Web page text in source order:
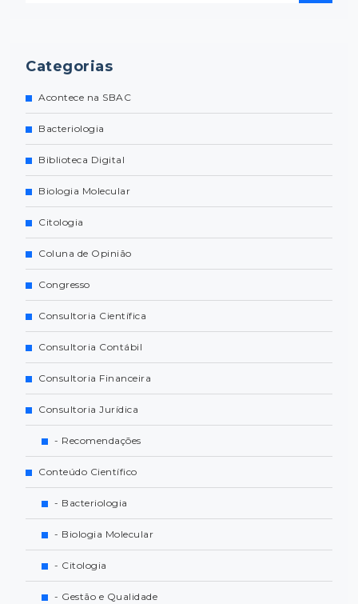
Categorias
Acontece na SBAC
Bacteriologia
Biblioteca Digital
Biologia Molecular
Citologia
Coluna de Opinião
Congresso
Consultoria Científica
Consultoria Contábil
Consultoria Financeira
Consultoria Jurídica
- Recomendações
Conteúdo Científico
- Bacteriologia
- Biologia Molecular
- Citologia
- Gestão e Qualidade